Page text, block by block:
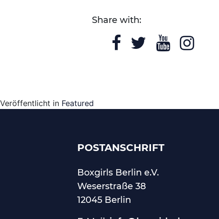
Share with:
Veröffentlicht in Featured
POSTANSCHRIFT
Boxgirls Berlin e.V.
Weserstraße 38
12045 Berlin